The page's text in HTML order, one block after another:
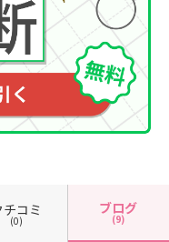
チコミ
(0)
ブログ
(9)